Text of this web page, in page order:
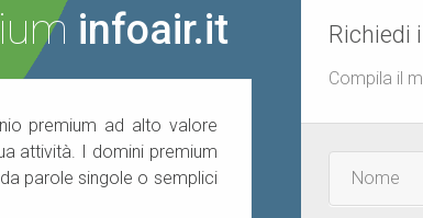
infoair.it
premium ad alto valore
attività. I domini premium
parole singole o semplici
Richiedi
Compila il
Nome
e